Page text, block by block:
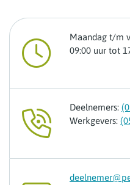
Maandag t/m
09:00 uur tot
Deelnemers:
Werkgevers: